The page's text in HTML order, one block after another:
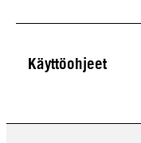
Käyttöohjeet